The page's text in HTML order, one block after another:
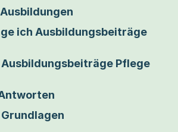
ich Ausbildungsbeiträge
Pflege